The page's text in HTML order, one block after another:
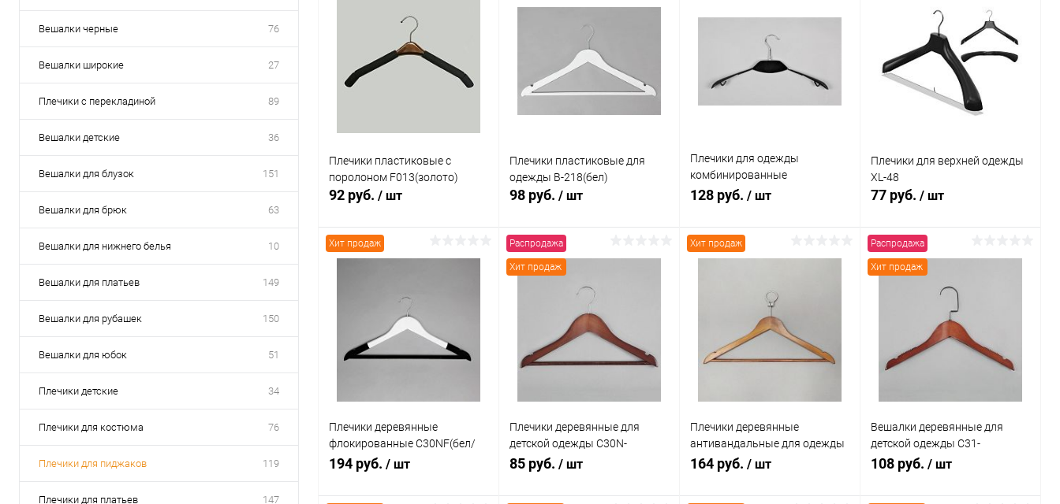
Вешалки черные 76
Вешалки широкие 27
Плечики с перекладиной 89
Вешалки детские 36
Вешалки для блузок 151
Вешалки для брюк 63
Вешалки для нижнего белья 10
Вешалки для платьев 149
Вешалки для рубашек 150
Вешалки для юбок 51
Плечики детские 34
Плечики для костюма 76
Плечики для пиджаков 119
Плечики для платьев 147
В избранное В наличии В избранное В наличии В избранное В наличии
Купить в 1
Сравнение
В избранное
Плечики пластиковые с
поролоном F013(золото)
92 руб. / шт
В корзину
В избранное В наличии
Плечики пластиковые для
одежды В-218(бел)
98 руб. / шт
В корзину
В избранное В наличии
Плечики для одежды
комбинированные
SHL010(черн)
128 руб. / шт
В корзину
В избранное В наличии
Плечики для верхней одежды
XL-48
77 руб. / шт
В корзину
В избранное В наличии
Хит продаж
Плечики деревянные
флокированные C30NF(бел/
черн)
194 руб. / шт
Распродажа
Хит продаж
Плечики деревянные для
детской одежды C30N-
34(красн)
85 руб. / шт
Хит продаж
Плечики деревянные
антивандальные для одежды
C30N/AB(красн/хром)
164 руб. / шт
Распродажа
Хит продаж
Вешалки деревянные для
детской одежды C31-
34/1(красн/черн)
108 руб. / шт